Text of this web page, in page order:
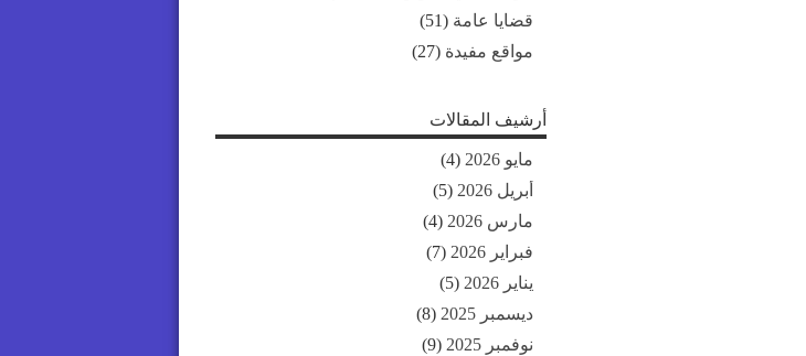
قضايا عامة (51)
مواقع مفيدة (27)
أرشيف المقالات
مايو 2026
(4)
أبريل 2026
(5)
مارس 2026
(4)
فبراير 2026
(7)
يناير 2026
(5)
ديسمبر 2025
(8)
نوفمبر 2025
(9)